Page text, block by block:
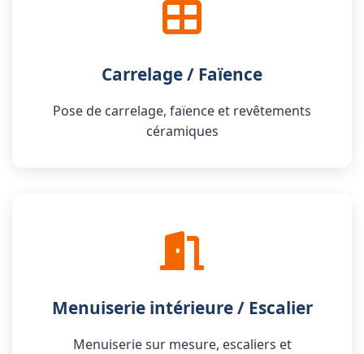
Carrelage / Faïence
Pose de carrelage, faïence et revêtements
céramiques
Menuiserie intérieure / Escalier
Menuiserie sur mesure, escaliers et